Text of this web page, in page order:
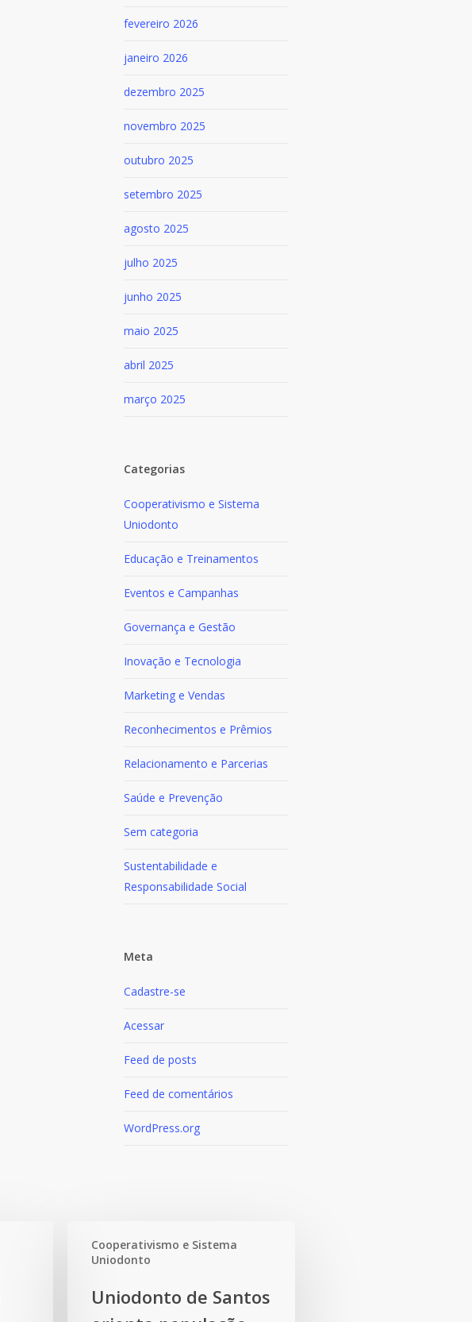
fevereiro 2026
janeiro 2026
dezembro 2025
novembro 2025
outubro 2025
setembro 2025
agosto 2025
julho 2025
junho 2025
maio 2025
abril 2025
março 2025
Categorias
Cooperativismo e Sistema
Uniodonto
Educação e Treinamentos
Eventos e Campanhas
Governança e Gestão
Inovação e Tecnologia
Marketing e Vendas
Reconhecimentos e Prêmios
Relacionamento e Parcerias
Saúde e Prevenção
Sem categoria
Sustentabilidade e
Responsabilidade Social
Meta
Cadastre-se
Acessar
Feed de posts
Feed de comentários
WordPress.org
Cooperativismo e Sistema
Uniodonto
Uniodonto de Santos